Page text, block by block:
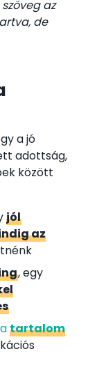
az
de
a jó
adottság,
között
jól
az
, egy
tartalom